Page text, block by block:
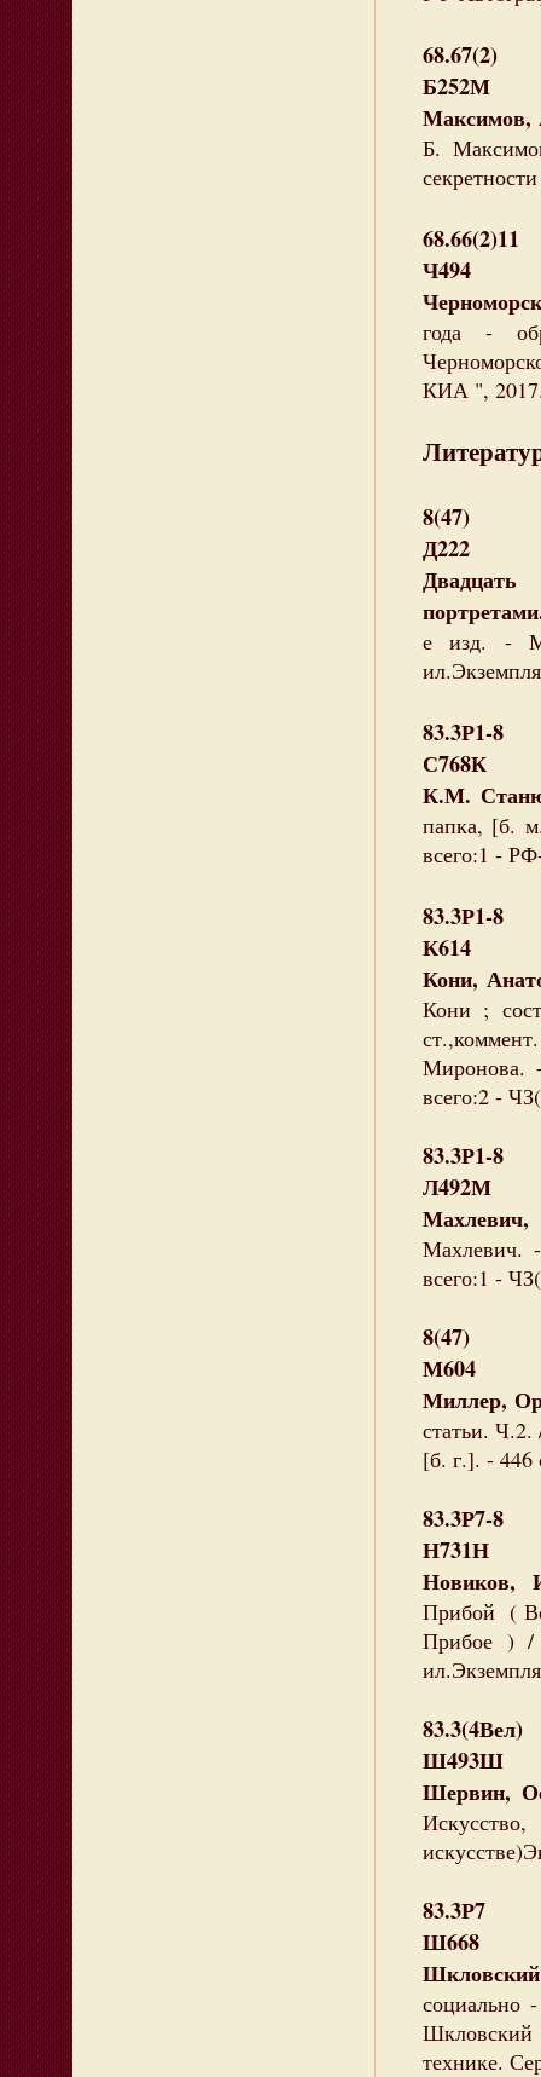
68.67(2)
Б252М
Максимов,
Б.
68.66(2)11
Ч494
года -
КИА ",
8(47)
Д222
Двадцать
е изд. -
83.3Р1-8
С768К
К.М.
папка, [б.
всего:1 -
83.3Р1-8
К614
Кони,
Кони ;
Миронова.
всего:2 -
83.3Р1-8
Л492М
Махлевич.
всего:1 -
8(47)
М604
Миллер,
статьи.
[б. г.]. - 446
83.3Р7-8
Н731Н
Новиков,
Прибой (
Прибое )
83.3(4Вел)
Ш493Ш
Шервин,
83.3Р7
Ш668
социально
Шкловский
технике.